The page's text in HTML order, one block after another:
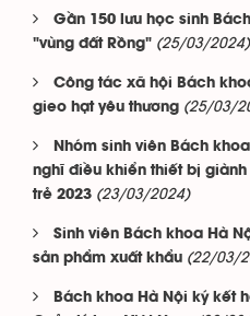
Gần 150 lưu học sinh
"vùng đất Rồng" (25/03/2024)
Công tác xã hội Bách
gieo hạt yêu thương (25/03/
Nhóm sinh viên Bách
nghĩ điều khiển thiết bị
trẻ 2023 (23/03/2024)
Sinh viên Bách khoa Hà
sản phẩm xuất khẩu (22/03/
Bách khoa Hà Nội ký kết